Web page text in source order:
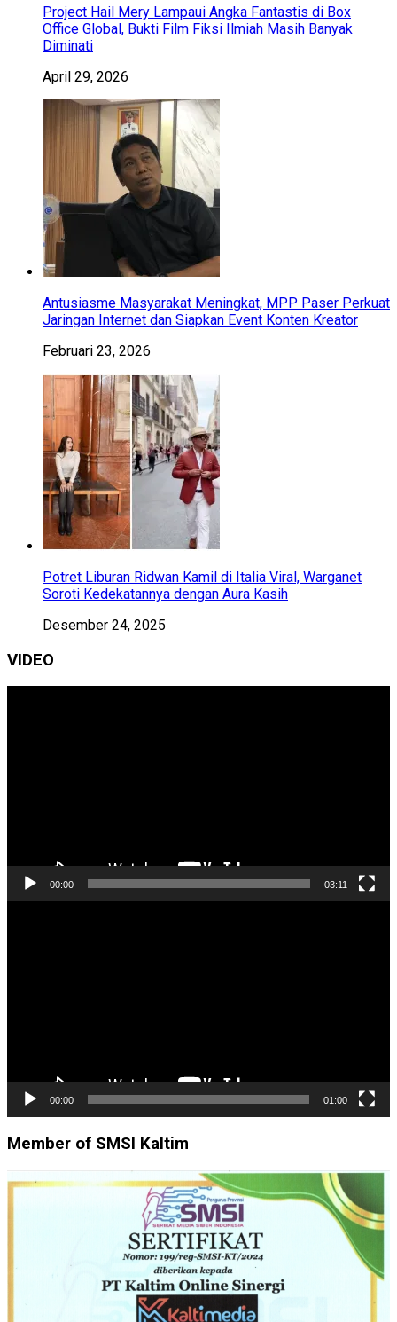
Project Hail Mery Lampaui Angka Fantastis di Box
Office Global, Bukti Film Fiksi Ilmiah Masih Banyak
Diminati
April 29, 2026
Antusiasme Masyarakat Meningkat, MPP Paser Perkuat
Jaringan Internet dan Siapkan Event Konten Kreator
Februari 23, 2026
Potret Liburan Ridwan Kamil di Italia Viral, Warganet
Soroti Kedekatannya dengan Aura Kasih
Desember 24, 2025
VIDEO
00:00 03:11
00:00 01:00
Member of SMSI Kaltim